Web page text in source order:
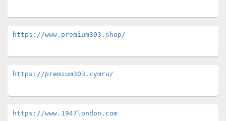
https://www.premium303.shop/
https://premium303.cymru/
https://www.1947london.com